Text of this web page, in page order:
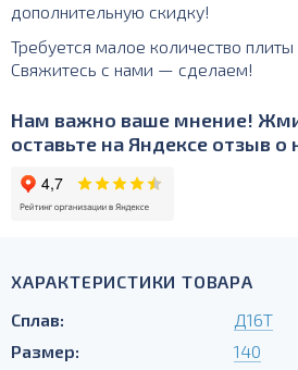
дополнительную скидку!
Требуется малое количество
Свяжитесь с нами — сделаем!
Нам важно ваше мнение!
оставьте на Яндексе отзыв о
ХАРАКТЕРИСТИКИ ТОВАРА
Сплав:
Д16Т
Размер:
140